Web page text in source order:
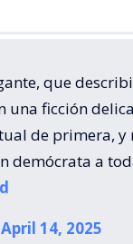
que
una ficción
de primera, y
demócrata a
April 14, 2025